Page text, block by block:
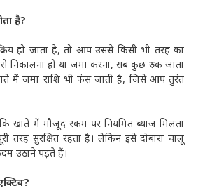
है?
हो जाता है, तो आप उससे किसी भी तरह का
निकालना हो या जमा करना, सब कुछ रुक जाता
में जमा राशि भी फंस जाती है, जिसे आप तुरंत
खाते में मौजूद रकम पर नियमित ब्याज मिलता
तरह सुरक्षित रहता है। लेकिन इसे दोबारा चालू
उठाने पड़ते हैं।